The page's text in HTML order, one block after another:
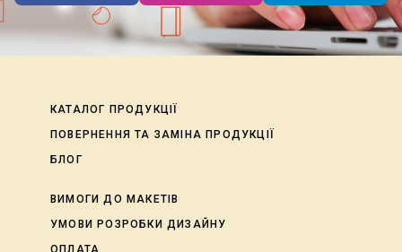
Особливості нашої продукції
Виготовлення настільних календарів типу
будиночок
Картон щільністю 230 г/м² — цей варіант
підходить для стандартних завдань і
забезпечує оптимальне співвідношення ціни
КАТАЛОГ ПРОДУКЦІЇ
ПОВЕРНЕННЯ ТА ЗАМІНА ПРОДУКЦІЇ
БЛОГ
ВИМОГИ ДО МАКЕТІВ
УМОВИ РОЗРОБКИ ДИЗАЙНУ
ОПЛАТА